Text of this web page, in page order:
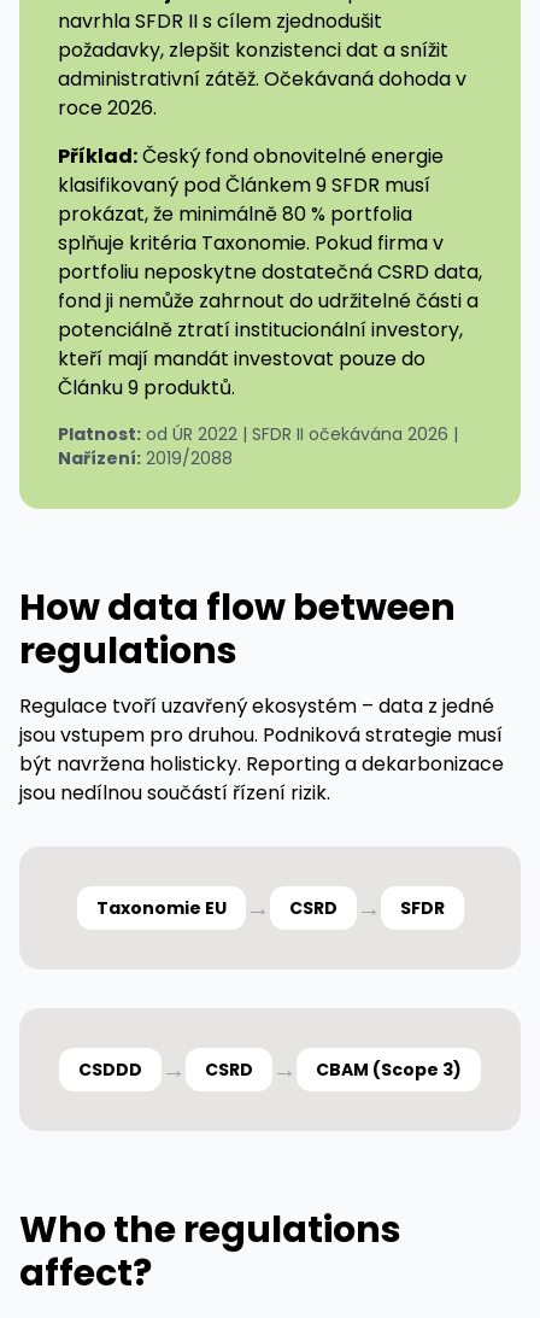
navrhla SFDR II s cílem zjednodušit
požadavky, zlepšit konzistenci dat a snížit
administrativní zátěž. Očekávaná dohoda v
roce 2026.
Příklad:Český fond obnovitelné energie
klasifikovaný pod Článkem 9 SFDR musí
prokázat, že minimálně 80 % portfolia
splňuje kritéria Taxonomie. Pokud firma v
portfoliu neposkytne dostatečná CSRD data,
fond ji nemůže zahrnout do udržitelné části a
potenciálně ztratí institucionální investory,
kteří mají mandát investovat pouze do
Článku 9 produktů.
Platnost: od ÚR 2022 | SFDR II očekávána 2026 |
Nařízení: 2019/2088
How data flow between
regulations
Regulace tvoří uzavřený ekosystém – data z jedné
jsou vstupem pro druhou. Podniková strategie musí
být navržena holisticky. Reporting a dekarbonizace
jsou nedílnou součástí řízení rizik.
Taxonomie EU → CSRD → SFDR
CSDDD → CSRD → CBAM (Scope 3)
Who the regulations
affect?